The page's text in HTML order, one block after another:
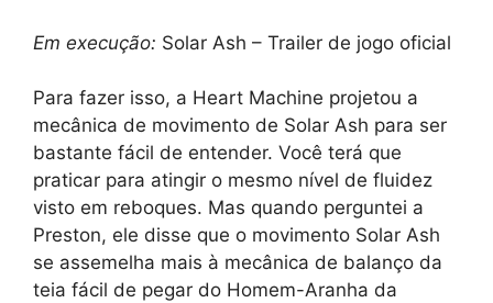
Em execução: Solar Ash – Trailer de jogo oficial
Para fazer isso, a Heart Machine projetou a
mecânica de movimento de Solar Ash para ser
bastante fácil de entender. Você terá que
praticar para atingir o mesmo nível de fluidez
visto em reboques. Mas quando perguntei a
Preston, ele disse que o movimento Solar Ash
se assemelha mais à mecânica de balanço da
teia fácil de pegar do Homem-Aranha da